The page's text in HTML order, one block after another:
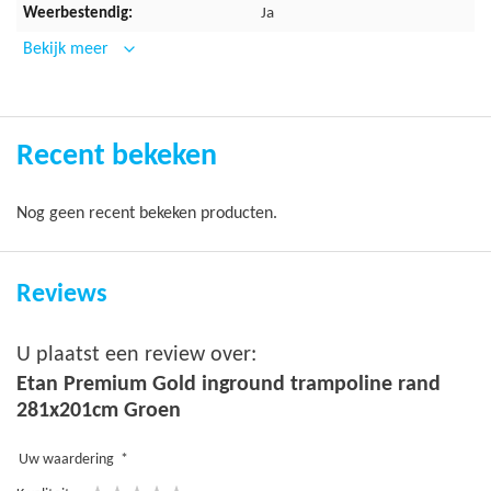
Levensduur is 6 tot 8 jaar
Ja
Bekijk meer
Recent bekeken
Nog geen recent bekeken producten.
Reviews
U plaatst een review over:
Etan Premium Gold inground trampoline rand
281x201cm Groen
Uw waardering